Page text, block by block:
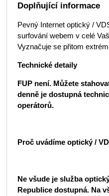
Doplňující informace
Pevný Internet optický /
surfování webem v celé
Vyznačuje se přitom
Technické detaily
FUP není. Můžete
denně je dostupná
operátorů.
Proč uvádíme optický /
Ne všude je služba
Republice dostupná. Na